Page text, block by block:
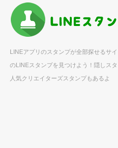
LINEアプリのスタンプが全部探せるサ
のLINEスタンプを見つけよう！隠しス
人気クリエイターズスタンプもあるよ